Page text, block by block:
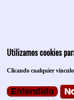
Utilizamos cookies
Clicando cualquier
Entendido